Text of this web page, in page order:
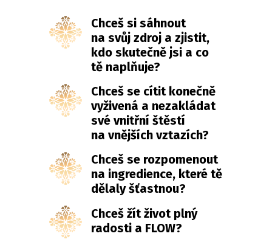
Chceš si sáhnout
na svůj zdroj a zjistit,
kdo skutečně jsi a co
tě naplňuje?
Chceš se cítit konečně
vyživená a nezakládat
své vnitřní štěstí
na vnějších vztazích?
Chceš se rozpomenout
na ingredience, které tě
dělaly šťastnou?
Chceš žít život plný
radosti a FLOW?